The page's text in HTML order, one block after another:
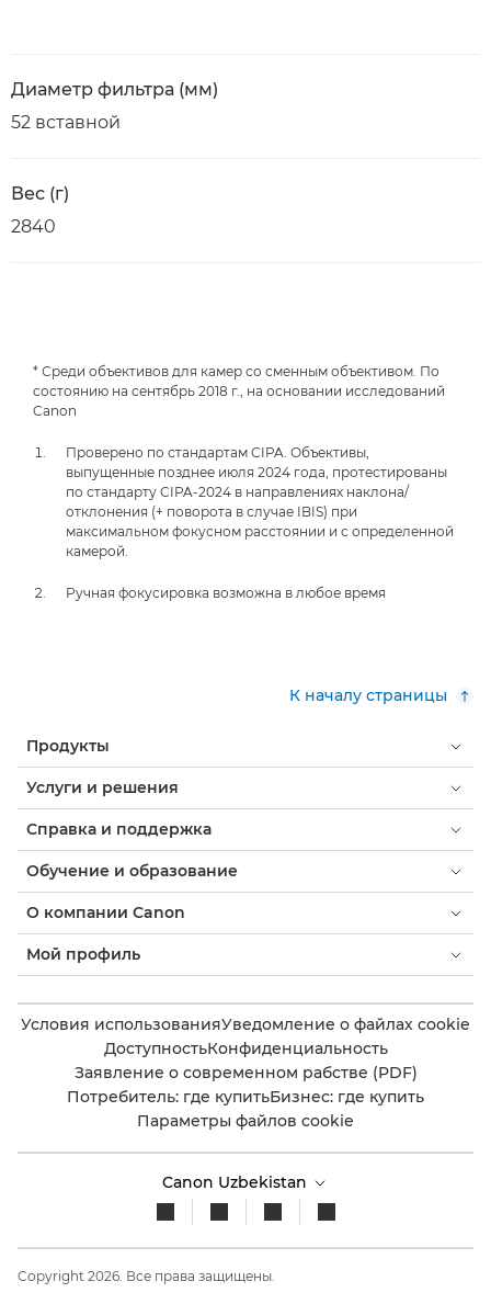
Диаметр фильтра (мм)
52 вставной
Вес (г)
2840
* Среди объективов для камер со сменным объективом. По
состоянию на сентябрь 2018 г., на основании исследований
Canon
Проверено по стандартам CIPA. Объективы,
выпущенные позднее июля 2024 года, протестированы
по стандарту CIPA-2024 в направлениях наклона/
отклонения (+ поворота в случае IBIS) при
максимальном фокусном расстоянии и с определенной
камерой.
Ручная фокусировка возможна в любое время
К началу страницы
Продукты
Услуги и решения
Справка и поддержка
Обучение и образование
О компании Canon
Мой профиль
Условия использованияУведомление о файлах cookie
ДоступностьКонфиденциальность
Заявление о современном рабстве (PDF)
Потребитель: где купитьБизнес: где купить
Параметры файлов cookie
Canon Uzbekistan
Copyright 2026. Все права защищены.